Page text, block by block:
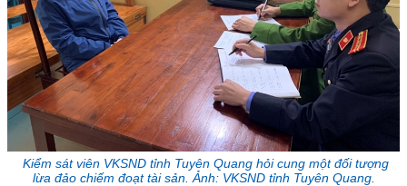
Kiểm sát viên VKSND tỉnh Tuyên Quang hỏi cung một đối tượng
lừa đảo chiếm đoạt tài sản. Ảnh: VKSND tỉnh Tuyên Quang.